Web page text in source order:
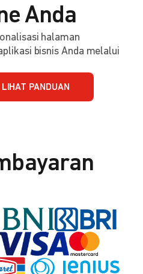
Anda
halaman
bisnis Anda melalui
LIHAT PANDUAN